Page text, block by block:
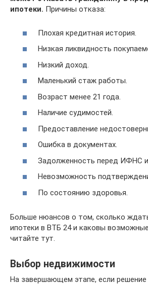
ипотеки. Причины отказа:
Плохая кредитная история.
Низкая ликвидность
Низкий доход.
Маленький стаж работы.
Возраст менее 21 года.
Наличие судимостей.
Предоставление
Ошибка в документах.
Задолженность перед ИФНС
Невозможность
По состоянию здоровья.
Больше нюансов о том, сколько
ипотеки в ВТБ 24 и каковы
читайте тут.
Выбор недвижимости
На завершающем этапе, если